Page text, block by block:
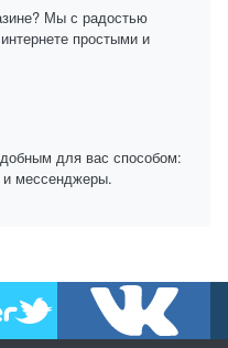
Мы с радостью
простыми и
для вас способом:
мессенджеры.